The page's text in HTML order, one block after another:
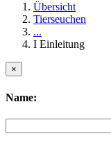
Übersicht
Tierseuchen
...
I Einleitung
×
Name: